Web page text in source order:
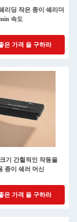
리딩 작은 종이 쉐리더
속도
은 가격 을 구하라
기 간헐적인 작동을
종이 쉐러 머신
은 가격 을 구하라